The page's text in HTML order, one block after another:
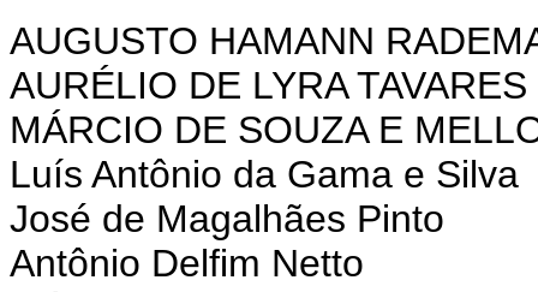
AUGUSTO HAMANN
AURÉLIO DE LYRA TAVARES
MÁRCIO DE SOUZA E
Luís Antônio da Gama e Silva
José de Magalhães Pinto
Antônio Delfim Netto